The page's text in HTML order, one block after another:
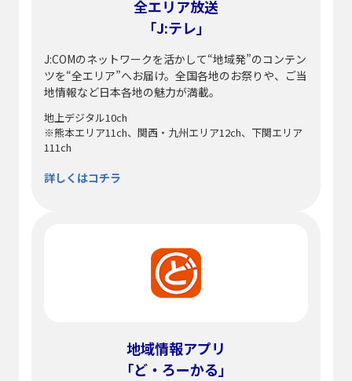
全エリア放送
「J:テレ」
J:COMのネットワークを活かして“地域発”のコンテン
ツを“全エリア”へお届け。全国各地のお祭りや、ご当
地情報など日本各地の魅力が満載。
地上デジタル10ch
※熊本エリア11ch、関西・九州エリア12ch、下関エリア
111ch
詳しくはコチラ
地域情報アプリ
「ど・ろーかる」